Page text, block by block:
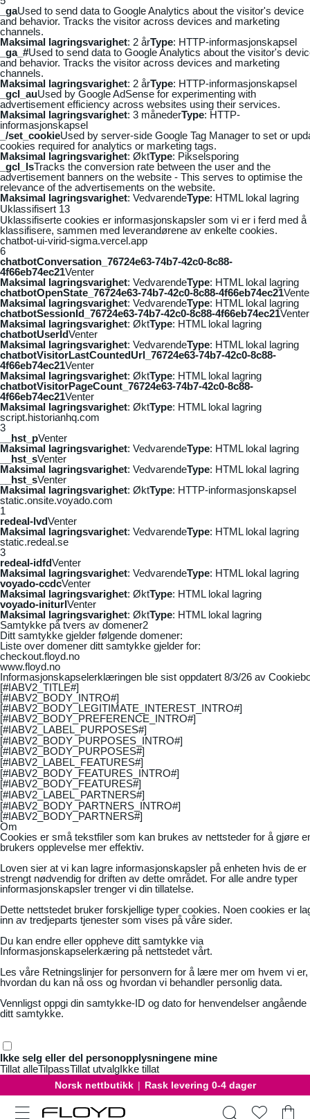
_gaUsed to send data to Google Analytics about the visitor's device
and behavior. Tracks the visitor across devices and marketing
channels.
Maksimal lagringsvarighet: 2 årType: HTTP-informasjonskapsel
_ga_#Used to send data to Google Analytics about the visitor's
and behavior. Tracks the visitor across devices and marketing
channels.
Maksimal lagringsvarighet: 2 årType: HTTP-informasjonskapsel
_gcl_auUsed by Google AdSense for experimenting with
advertisement efficiency across websites using their services.
Maksimal lagringsvarighet: 3 månederType: HTTP-
informasjonskapsel
_/set_cookieUsed by server-side Google Tag Manager to set or
cookies required for analytics or marketing tags.
Maksimal lagringsvarighet: ØktType: Pikselsporing
_gcl_lsTracks the conversion rate between the user and the
advertisement banners on the website - This serves to optimise the
relevance of the advertisements on the website.
Maksimal lagringsvarighet: VedvarendeType: HTML lokal lagring
Uklassifisert 13
Uklassifiserte cookies er informasjonskapsler som vi er i ferd med å
klassifisere, sammen med leverandørene av enkelte cookies.
chatbot-ui-virid-sigma.vercel.app
6
chatbotConversation_76724e63-74b7-42c0-8c88-
4f66eb74ec21Venter
Maksimal lagringsvarighet: VedvarendeType: HTML lokal lagring
chatbotOpenState_76724e63-74b7-42c0-8c88-4f66eb74ec21
Maksimal lagringsvarighet: VedvarendeType: HTML lokal lagring
chatbotSessionId_76724e63-74b7-42c0-8c88-4f66eb74ec21Venter
Maksimal lagringsvarighet: ØktType: HTML lokal lagring
chatbotUserIdVenter
Maksimal lagringsvarighet: VedvarendeType: HTML lokal lagring
chatbotVisitorLastCountedUrl_76724e63-74b7-42c0-8c88-
4f66eb74ec21Venter
Maksimal lagringsvarighet: ØktType: HTML lokal lagring
chatbotVisitorPageCount_76724e63-74b7-42c0-8c88-
4f66eb74ec21Venter
Maksimal lagringsvarighet: ØktType: HTML lokal lagring
script.historianhq.com
3
__hst_pVenter
Maksimal lagringsvarighet: VedvarendeType: HTML lokal lagring
__hst_sVenter
Maksimal lagringsvarighet: VedvarendeType: HTML lokal lagring
__hst_sVenter
Maksimal lagringsvarighet: ØktType: HTTP-informasjonskapsel
static.onsite.voyado.com
1
redeal-lvdVenter
Maksimal lagringsvarighet: VedvarendeType: HTML lokal lagring
static.redeal.se
3
redeal-idfdVenter
Maksimal lagringsvarighet: VedvarendeType: HTML lokal lagring
voyado-ccdcVenter
Maksimal lagringsvarighet: ØktType: HTML lokal lagring
voyado-initurlVenter
Maksimal lagringsvarighet: ØktType: HTML lokal lagring
Samtykke på tvers av domener2
Ditt samtykke gjelder følgende domener:
Liste over domener ditt samtykke gjelder for:
checkout.floyd.no
www.floyd.no
Informasjonskapselerklæringen ble sist oppdatert 8/3/26 av
[#IABV2_TITLE#]
[#IABV2_BODY_INTRO#]
[#IABV2_BODY_LEGITIMATE_INTEREST_INTRO#]
[#IABV2_BODY_PREFERENCE_INTRO#]
[#IABV2_LABEL_PURPOSES#]
[#IABV2_BODY_PURPOSES_INTRO#]
[#IABV2_BODY_PURPOSES#]
[#IABV2_LABEL_FEATURES#]
[#IABV2_BODY_FEATURES_INTRO#]
[#IABV2_BODY_FEATURES#]
[#IABV2_LABEL_PARTNERS#]
[#IABV2_BODY_PARTNERS_INTRO#]
[#IABV2_BODY_PARTNERS#]
Om
Cookies er små tekstfiler som kan brukes av nettsteder for å gjøre
brukers opplevelse mer effektiv.
Loven sier at vi kan lagre informasjonskapsler på enheten hvis de er
strengt nødvendig for driften av dette området. For alle andre typer
informasjonskapsler trenger vi din tillatelse.
Dette nettstedet bruker forskjellige typer cookies. Noen cookies er
inn av tredjeparts tjenester som vises på våre sider.
Du kan endre eller oppheve ditt samtykke via
Informasjonskapselerkæring på nettstedet vårt.
Les våre Retningslinjer for personvern for å lære mer om hvem vi er,
hvordan du kan nå oss og hvordan vi behandler personlig data.
Vennligst oppgi din samtykke-ID og dato for henvendelser angående
ditt samtykke.
Ikke selg eller del personopplysningene mine
Tillat alleTilpassTillat utvalgIkke tillat
Norsk nettbutikk | Rask levering 0-4 dager